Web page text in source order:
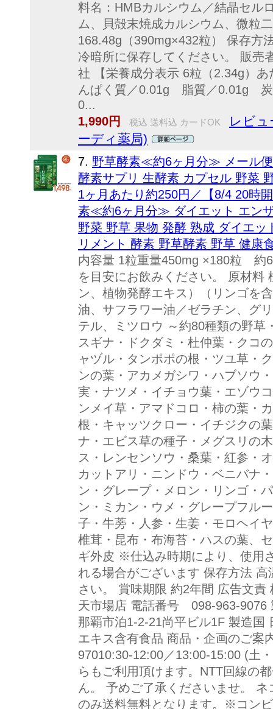
料名：HMBカルシウム／結晶セル
ム、貝殻末焼成カルシウム、微粒
168.48g（390mg×432粒） 保存方
冷暗所に保存してください。 販売
社 【栄養成分表示 6粒（2.34g）
んぱく質／0.01g 脂質／0.01g
0...
1,990円
税込 送料込 カードOK
レビュ
ーディ薬局)
7. 野草酵素≪約6ヶ月分≫ メール
酵素サプリ 生酵素 カプセル 野菜
1ヶ月あたり約250円／【8/4 20時
素≪約6ヶ月分≫ ダイエット エン
野菜 野草 果物 発酵 熟成 ダイエ
リメント 酵素 野草酵素 野草 健康
内容量 1粒重量450mg ×180粒 約
を目安にお飲みください。 原材料
ン、植物発酵エキス）（リンゴを
油、サフラワー油／ゼラチン、グ
テル、ミツロウ ～約80種類の野草
スギナ・ドクダミ・杜仲葉・クコ
ャヅル・タンポポの根・ツユ草・
ンの葉・アカメガシワ・ハブソウ
実・ナツメ・イチョウ葉・エゾウ
ンメイ草・アマドコロ・柿の葉・
根・キャッツクロー・イチジクの
ナ・エビス草の種子・メグスリの
ス・レンセンソウ・桑葉・紅参・
カットアリ・ニンドウ・ベニバナ
ン・グレープ・メロン・リンゴ・
ン・ミカン・ウメ・グレープフル
子・牛蒡・人参・生姜・モロヘイ
椎茸・昆布・布海苔・ハスの葉、
ギ外皮 ※仕込み時期により、使用
れる場合がございます 保存方法
さい。 賞味期限 約2年間 広告文
天市場店 電話番号 098-963-9076
那覇市泊1-2-21尚平ビル1F 製造国
エキス含有食品 商品・企画のご案
97010:30-12:00／13:00-15:00 (土
らもご利用頂けます。NTT回線の
ん。 予めご了承くださいませ。
のみ送料無料となります。※コン